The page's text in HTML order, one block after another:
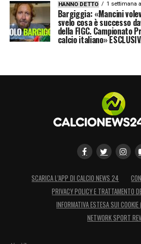
HANNO DETTO 1 settimana
Bargiggia: «Mancini
svelo cosa è successo
della FIGC. Campionato
calcio italiano»
SCARICA L’APP DI CALCIO NEWS 24
PRIVACY POLICY E TRATTAMENTO
INFORMATIVA ESTESA SUI COOKIE
NETWORK SPORT